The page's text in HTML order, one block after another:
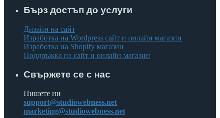
Бърз достъп до услуги
Дизайн на сайт
Изработка на Wordpress сайт и онлайн магазин
Изработка на Shopify магазин
Поддръжка на сайт и онлайн магазин
Свържете се с нас
Пишете ни
support@studiowebness.net
marketing@studiowebness.net